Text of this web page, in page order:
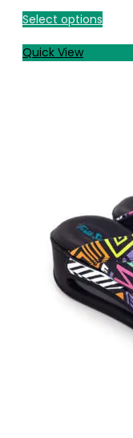
Select options
Quick View